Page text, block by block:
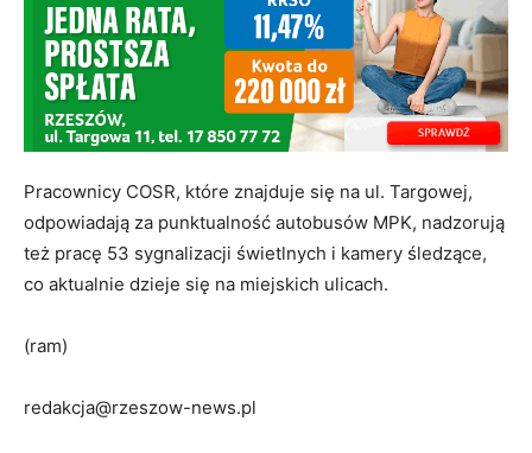
Pracownicy COSR, które znajduje się na ul. Targowej,
odpowiadają za punktualność autobusów MPK, nadzorują
też pracę 53 sygnalizacji świetlnych i kamery śledzące,
co aktualnie dzieje się na miejskich ulicach.
(ram)
redakcja@rzeszow-news.pl